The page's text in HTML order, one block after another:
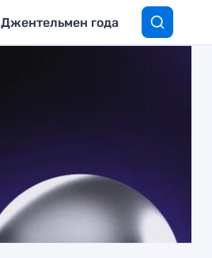
Джентельмен года